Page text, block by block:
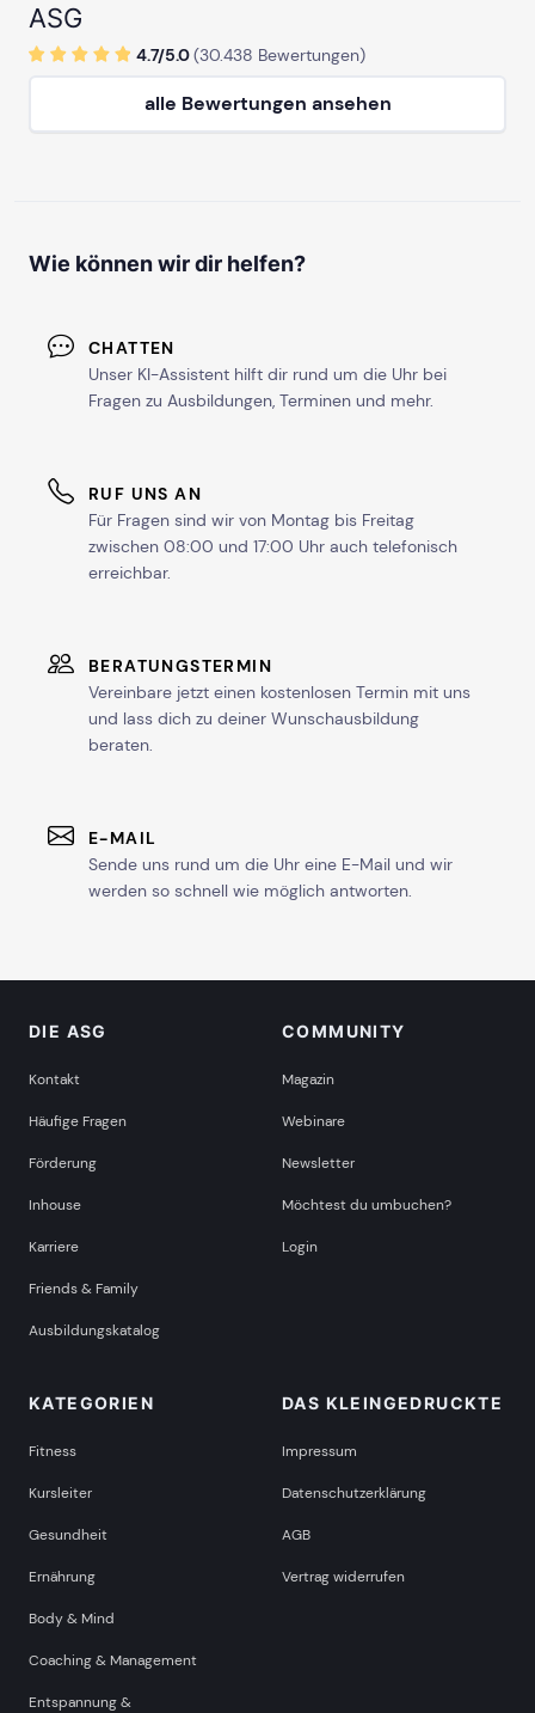
ASG
4.7/5.0(30.438 Bewertungen)
alle Bewertungen ansehen
Wie können wir dir helfen?
CHATTEN
Unser KI-Assistent hilft dir rund um die Uhr bei
Fragen zu Ausbildungen, Terminen und mehr.
RUF UNS AN
Für Fragen sind wir von Montag bis Freitag
zwischen 08:00 und 17:00 Uhr auch telefonisch
erreichbar.
BERATUNGSTERMIN
Vereinbare jetzt einen kostenlosen Termin mit uns
und lass dich zu deiner Wunschausbildung
beraten.
E-MAIL
Sende uns rund um die Uhr eine E-Mail und wir
werden so schnell wie möglich antworten.
DIE ASG
Kontakt
Häufige Fragen
Förderung
Inhouse
Karriere
Friends & Family
Ausbildungskatalog
COMMUNITY
Magazin
Webinare
Newsletter
Möchtest du umbuchen?
Login
KATEGORIEN
Fitness
Kursleiter
Gesundheit
Ernährung
Body & Mind
Coaching & Management
Entspannung &
DAS KLEINGEDRUCKTE
Impressum
Datenschutzerklärung
AGB
Vertrag widerrufen